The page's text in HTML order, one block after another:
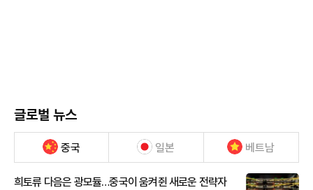
글로벌 뉴스
중국 일본 베트남
희토류 다음은 광모듈…중국이 움켜쥔 새로운 전략자